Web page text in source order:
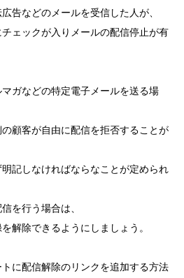
告などのメールを受信した人が、
ェックが入りメールの配信停止が有
ガなどの特定電子メールを送る場
顧客が自由に配信を拒否することが
記しなければならなことが定められ
を行う場合は、
解除できるようにしましょう。
に配信解除のリンクを追加する方法